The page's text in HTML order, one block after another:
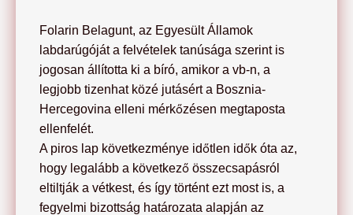
Folarin Belagunt, az Egyesült Államok
labdarúgóját a felvételek tanúsága szerint is
jogosan állította ki a bíró, amikor a vb-n, a
legjobb tizenhat közé jutásért a Bosznia-
Hercegovina elleni mérkőzésen megtaposta
ellenfelét.
A piros lap következménye időtlen idők óta az,
hogy legalább a következő összecsapásról
eltiltják a vétkest, és így történt ezt most is, a
fegyelmi bizottság határozata alapján az